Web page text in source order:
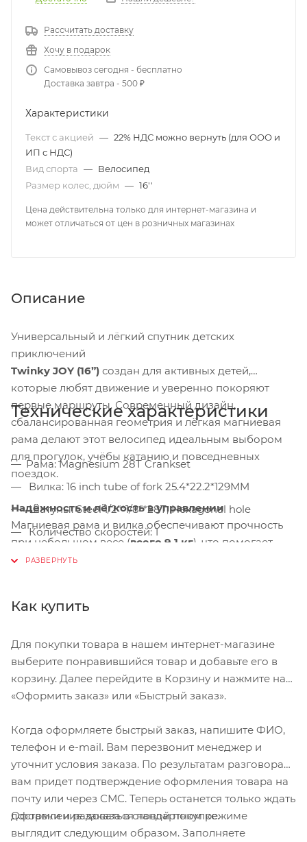
Рассчитать доставку
Хочу в подарок
Самовывоз сегодня - бесплатно
Доставка завтра - 500 ₽
Характеристики
Текст с акцией — 22% НДС можно вернуть (для ООО и
ИП с НДС)
Вид спорта — Велосипед
Размер колес, дюйм — 16''
Цена действительна только для интернет-магазина и
может отличаться от цен в розничных магазинах
Описание
Универсальный и лёгкий спутник детских
приключений
Twinky JOY (16”) создан для активных детей,
которые любят движение и уверенно покоряют
первые маршруты. Современный дизайн,
сбалансированная геометрия и лёгкая магниевая
рама делают этот велосипед идеальным выбором
для прогулок, учёбы катанию и повседневных
поездок.
Надёжность и лёгкость в управлении
Магниевая рама и вилка обеспечивают прочность
при небольшом весе (всего 9,1 кг), что помогает
ребёнку легко держать равновесие и управлять
уверенное и безопасное торможение на любой
Комфорт и контроль
Изогнутый руль и мягкие ручки из TPR
обеспечивают удобный хват и естественную
движение плавным и лёгким — без лишнего
сопротивления.
Технические характеристики
Рама: Magnesium 28T Crankset
Вилка: 16 inch tube of fork 25.4*22.2*129MM
Шатуны: Steel 1/2"*1/8"*28T, Hexagonal hole
Количество скоростей: 1
Цепь: Steel 1/2*1/8*70L
divided into 7 equal parts, A/V hole，250g
Спицы: Steel 14G
Покрышки: Rubber 16"*2.125" 27TPI Compass logo,
27TPI P1427 yellow logo
Передний тормоз: Дисковый механический
Задний тормоз: Дисковый механический
Грипсы: TPR 22*100MM
Руль: Steel Φ22.2 decals under painting
500*22.2*80H*1.2T, Middle riser pipe 25.4, Grip
width>120
Вынос: Aluminum 22.2*150*1.2T
Как купить
Для покупки товара в нашем интернет-магазине
выберите понравившийся товар и добавьте его в
корзину. Далее перейдите в Корзину и нажмите на
«Оформить заказ» или «Быстрый заказ».
Когда оформляете быстрый заказ, напишите ФИО,
телефон и e-mail. Вам перезвонит менеджер и
уточнит условия заказа. По результатам разговора
вам придет подтверждение оформления товара на
почту или через СМС. Теперь останется только ждать
доставки и радоваться новой покупке.
Оформление заказа в стандартном режиме
выглядит следующим образом. Заполняете